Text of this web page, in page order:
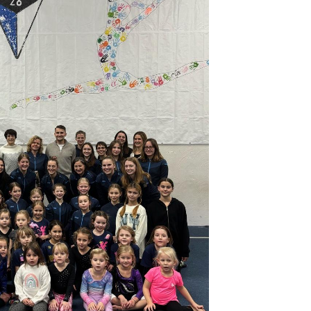
Nordwalde
2
Nordwalde
979528
info@sc-nordwalde.de